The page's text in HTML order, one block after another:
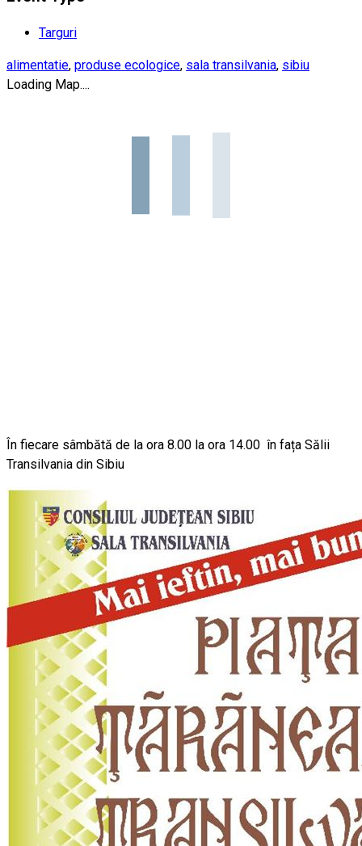
Targuri
alimentatie, produse ecologice, sala transilvania, sibiu
Loading Map....
În fiecare sâmbătă de la ora 8.00 la ora 14.00 în fața Sălii
Transilvania din Sibiu